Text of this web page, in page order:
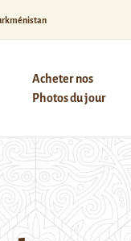
Acheter nos
Photos du jour